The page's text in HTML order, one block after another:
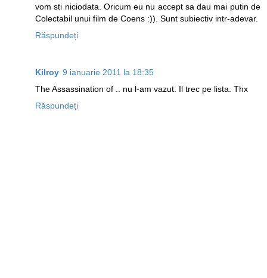
vom sti niciodata. Oricum eu nu accept sa dau mai putin de
Colectabil unui film de Coens :)). Sunt subiectiv intr-adevar.
Răspundeți
Kilroy 9 ianuarie 2011 la 18:35
The Assassination of .. nu l-am vazut. Il trec pe lista. Thx
Răspundeți